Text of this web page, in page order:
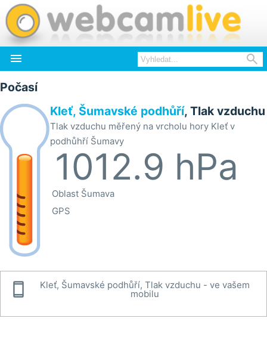
 
Počasí
Kleť, Šumavské podhůří, Tlak vzduchu
Tlak vzduchu měřený na vrcholu hory Kleť v
podhůhří Šumavy
1012.9 hPa
Oblast Šumava
GPS
 Kleť, Šumavské podhůří, Tlak vzduchu - ve vašem
mobilu